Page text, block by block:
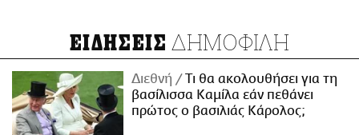
ΕΙΔΗΣΕΙΣ ΔΗΜΟΦΙΛΗ
Διεθνή
Τι θα ακολουθήσει για τη
βασίλισσα Καμίλα εάν πεθάνει
πρώτος ο βασιλιάς Κάρολος;